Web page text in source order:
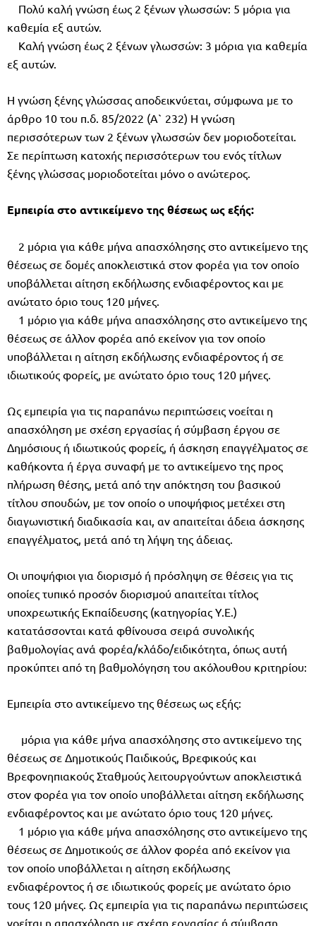
Πολύ καλή γνώση έως 2 ξένων γλωσσών: 5 μόρια για
καθεμία εξ αυτών.
Καλή γνώση έως 2 ξένων γλωσσών: 3 μόρια για καθεμία
εξ αυτών.
Η γνώση ξένης γλώσσας αποδεικνύεται, σύμφωνα με το
άρθρο 10 του π.δ. 85/2022 (Α` 232) Η γνώση
περισσότερων των 2 ξένων γλωσσών δεν μοριοδοτείται.
Σε περίπτωση κατοχής περισσότερων του ενός τίτλων
ξένης γλώσσας μοριοδοτείται μόνο ο ανώτερος.
Εμπειρία στο αντικείμενο της θέσεως ως εξής:
2 μόρια για κάθε μήνα απασχόλησης στο αντικείμενο της
θέσεως σε δομές αποκλειστικά στον φορέα για τον οποίο
υποβάλλεται αίτηση εκδήλωσης ενδιαφέροντος και με
ανώτατο όριο τους 120 μήνες.
1 μόριο για κάθε μήνα απασχόλησης στο αντικείμενο της
θέσεως σε άλλον φορέα από εκείνον για τον οποίο
υποβάλλεται η αίτηση εκδήλωσης ενδιαφέροντος ή σε
ιδιωτικούς φορείς, με ανώτατο όριο τους 120 μήνες.
Ως εμπειρία για τις παραπάνω περιπτώσεις νοείται η
απασχόληση με σχέση εργασίας ή σύμβαση έργου σε
Δημόσιους ή ιδιωτικούς φορείς, ή άσκηση επαγγέλματος σε
καθήκοντα ή έργα συναφή με το αντικείμενο της προς
πλήρωση θέσης, μετά από την απόκτηση του βασικού
τίτλου σπουδών, με τον οποίο ο υποψήφιος μετέχει στη
διαγωνιστική διαδικασία και, αν απαιτείται άδεια άσκησης
επαγγέλματος, μετά από τη λήψη της άδειας.
Οι υποψήφιοι για διορισμό ή πρόσληψη σε θέσεις για τις
οποίες τυπικό προσόν διορισμού απαιτείται τίτλος
υποχρεωτικής Εκπαίδευσης (κατηγορίας Υ.Ε.)
κατατάσσονται κατά φθίνουσα σειρά συνολικής
βαθμολογίας ανά φορέα/κλάδο/ειδικότητα, όπως αυτή
προκύπτει από τη βαθμολόγηση του ακόλουθου κριτηρίου:
Εμπειρία στο αντικείμενο της θέσεως ως εξής:
μόρια για κάθε μήνα απασχόλησης στο αντικείμενο της
θέσεως σε Δημοτικούς Παιδικούς, Βρεφικούς και
Βρεφονηπιακούς Σταθμούς λειτουργούντων αποκλειστικά
στον φορέα για τον οποίο υποβάλλεται αίτηση εκδήλωσης
ενδιαφέροντος και με ανώτατο όριο τους 120 μήνες.
1 μόριο για κάθε μήνα απασχόλησης στο αντικείμενο της
θέσεως σε Δημοτικούς σε άλλον φορέα από εκείνον για
τον οποίο υποβάλλεται η αίτηση εκδήλωσης
ενδιαφέροντος ή σε ιδιωτικούς φορείς με ανώτατο όριο
τους 120 μήνες. Ως εμπειρία για τις παραπάνω περιπτώσεις
νοείται η απασχόληση με σχέση εργασίας ή σύμβαση